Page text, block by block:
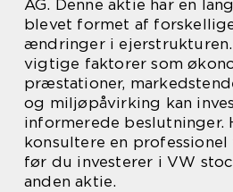
AG. Denne aktie har en
blevet formet af
ændringer i ejerstrukturen.
vigtige faktorer som
præstationer,
og miljøpåvirking kan
informerede beslutninger.
konsultere en professionel
før du investerer i VW
anden aktie.